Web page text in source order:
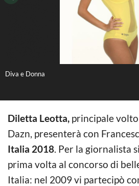
Diva e Donna
Diletta Leotta, principale
Dazn, presenterà con
Italia 2018. Per la giornalista
prima volta al concorso di
Italia: nel 2009 vi partecipò